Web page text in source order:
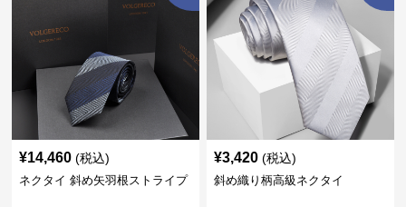
¥14,460 (税込)
ネクタイ 斜め矢羽根ストライプ
¥3,420 (税込)
斜め織り柄高級ネクタイ